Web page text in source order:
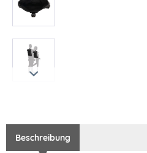
Beschreibung